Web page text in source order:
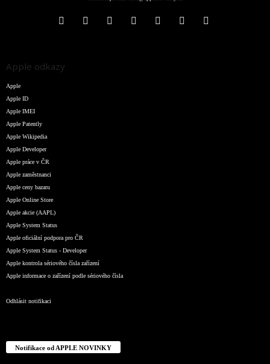
Apple odkazy
Apple
Apple ID
Apple IMEI
Apple Patently
Apple Wikipedia
Apple Developer
Apple práce v ČR
Apple zaměstnanci
Apple ceny bazaru
Apple Online Store
Apple akcie (AAPL)
Apple System Status
Apple oficiální podpora pro ČR
Apple System Status - Developer
Apple kontrola sériového čísla zařízení
Apple informace o zařízení podle sériového čísla
Odhlásit notifikaci
Notifikace od APPLE NOVINKY